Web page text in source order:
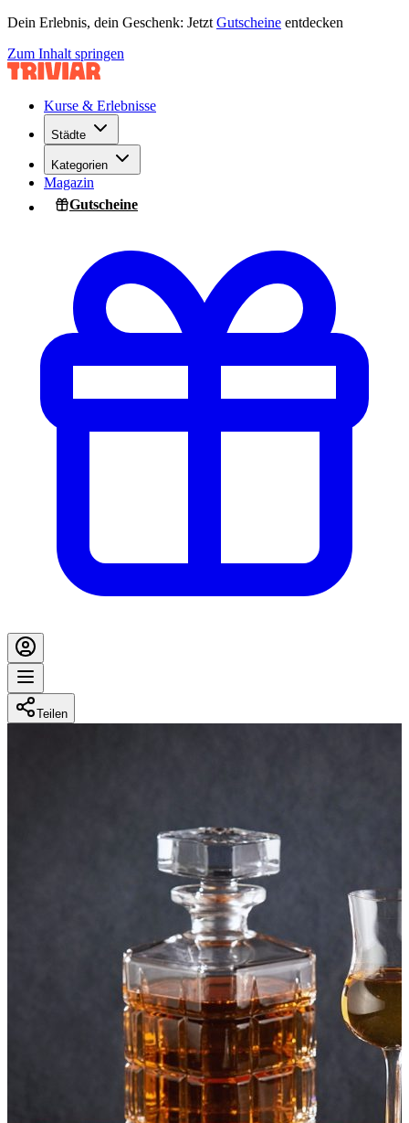
Dein Erlebnis, dein Geschenk: Jetzt Gutscheine entdecken
Zum Inhalt springen
Kurse & Erlebnisse
Städte
Kategorien
Magazin
Gutscheine
Teilen